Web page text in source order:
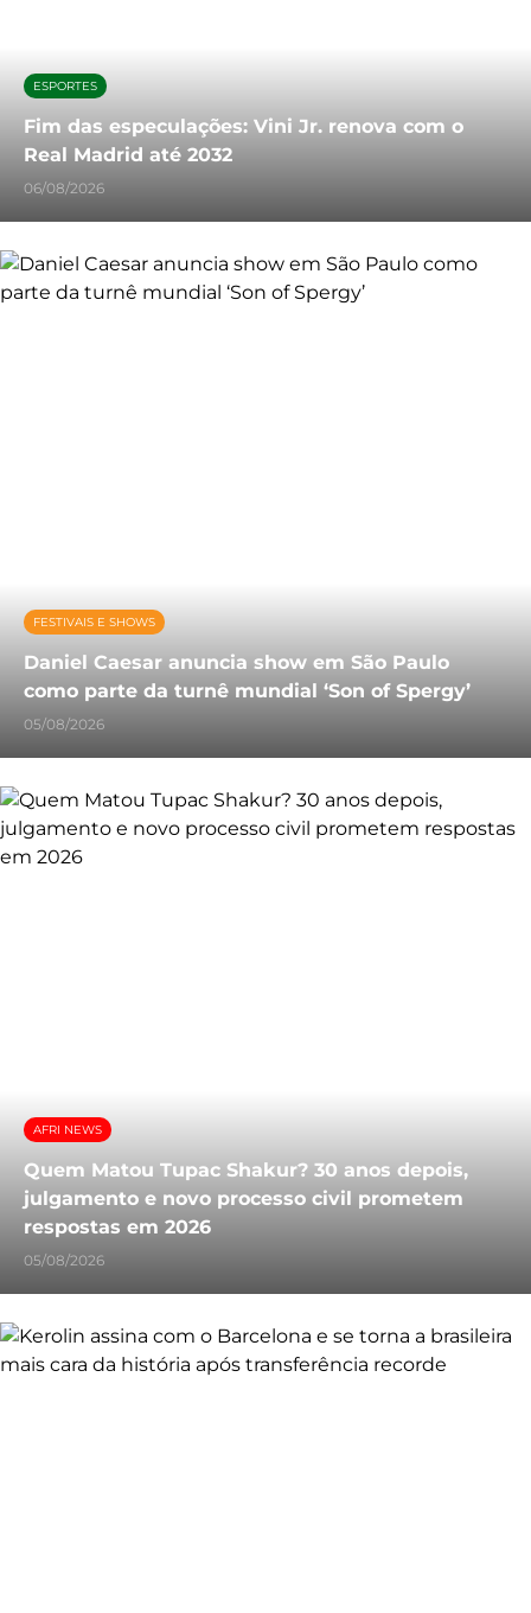
ESPORTES
Fim das especulações: Vini Jr. renova com o
Real Madrid até 2032
06/08/2026
FESTIVAIS E SHOWS
Daniel Caesar anuncia show em São Paulo
como parte da turnê mundial ‘Son of Spergy’
05/08/2026
AFRI NEWS
Quem Matou Tupac Shakur? 30 anos depois,
julgamento e novo processo civil prometem
respostas em 2026
05/08/2026